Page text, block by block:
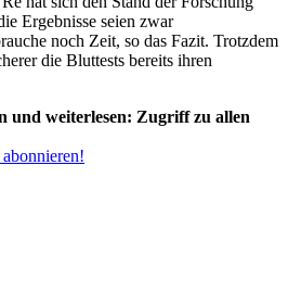
Ergebnisse seien zwar
noch Zeit, so das Fazit. Trotzdem
die Bluttests bereits ihren
und weiterlesen: Zugriff zu allen
abonnieren!